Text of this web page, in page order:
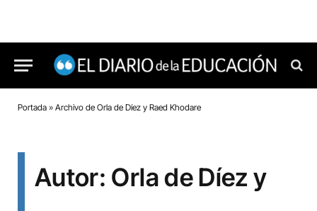
Portada » Archivo de Orla de Díez y Raed Khodare
Autor: Orla de Díez y